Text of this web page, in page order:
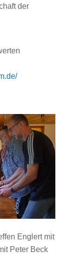
der
Englert mit
Peter Beck